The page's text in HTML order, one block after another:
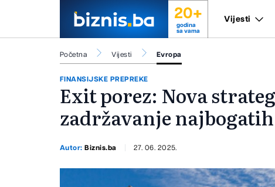
20+
godina
sa vama
Vijesti
Početna Vijesti Evropa
FINANSIJSKE PREPREKE
Exit porez: Nova
zadržavanje
Autor:Biznis.ba 27. 06. 2025.